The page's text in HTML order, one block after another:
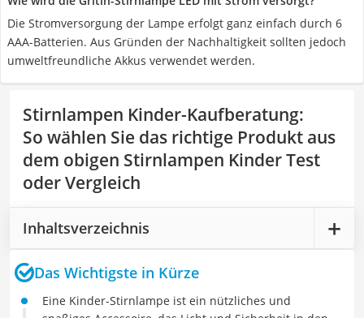
Die Stromversorgung der Lampe erfolgt ganz einfach durch 6
AAA-Batterien. Aus Gründen der Nachhaltigkeit sollten jedoch
umweltfreundliche Akkus verwendet werden.
Stirnlampen Kinder-Kaufberatung:
So wählen Sie das richtige Produkt aus
dem obigen Stirnlampen Kinder Test
oder Vergleich
Inhaltsverzeichnis
Das Wichtigste in Kürze
Eine Kinder-Stirnlampe ist ein nützliches und